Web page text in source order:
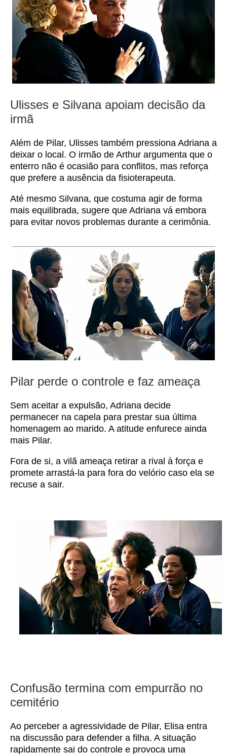
Ulisses e Silvana apoiam decisão da
irmã
Além de Pilar, Ulisses também pressiona Adriana a
deixar o local. O irmão de Arthur argumenta que o
enterro não é ocasião para conflitos, mas reforça
que prefere a ausência da fisioterapeuta.
Até mesmo Silvana, que costuma agir de forma
mais equilibrada, sugere que Adriana vá embora
para evitar novos problemas durante a cerimônia.
Pilar perde o controle e faz ameaça
Sem aceitar a expulsão, Adriana decide
permanecer na capela para prestar sua última
homenagem ao marido. A atitude enfurece ainda
mais Pilar.
Fora de si, a vilã ameaça retirar a rival à força e
promete arrastá-la para fora do velório caso ela se
recuse a sair.
Confusão termina com empurrão no
cemitério
Ao perceber a agressividade de Pilar, Elisa entra
na discussão para defender a filha. A situação
rapidamente sai do controle e provoca uma